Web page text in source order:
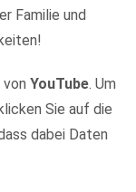
Familie und
YouTube. Um
Sie auf die
dabei Daten